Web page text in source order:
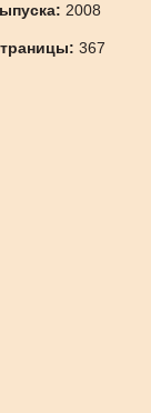
2008
367